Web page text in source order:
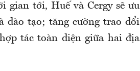
gian tới, Huế và Cergy sẽ ưu
đào tạo; tăng cường trao đổi
tác toàn diện giữa hai địa